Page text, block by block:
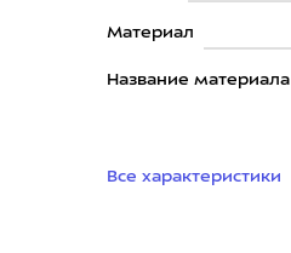
Материал
Название материала
Все характеристики